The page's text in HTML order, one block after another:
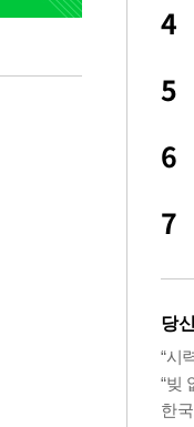
인간들이 이 꼴 만
하는 프리랜서…받
4
5
6
7